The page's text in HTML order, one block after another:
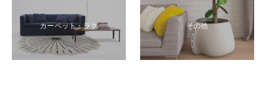
カーペット・ラグ その他